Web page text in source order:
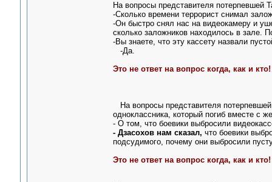
На вопросы представителя
-Сколько времени террорист снимал
-Он быстро снял нас на видеокамеру и
сколько заложников находилось в зале.
-Вы знаете, что эту кассету назвали
-Да.
Это не ответ на вопрос когда, как и кто!
На вопросы представителя
одноклассника, который погиб вместе с
- О том, что боевики выбросили
- Дзасохов нам сказал, что боевики
подсудимого, почему они выбросили
Это не ответ на вопрос когда, как и кто!